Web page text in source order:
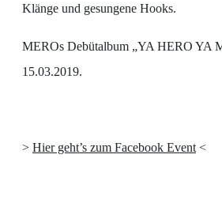
Klänge und gesungene Hooks.
MEROs Debütalbum „YA HERO YA
15.03.2019.
> Hier geht’s zum Facebook Event <